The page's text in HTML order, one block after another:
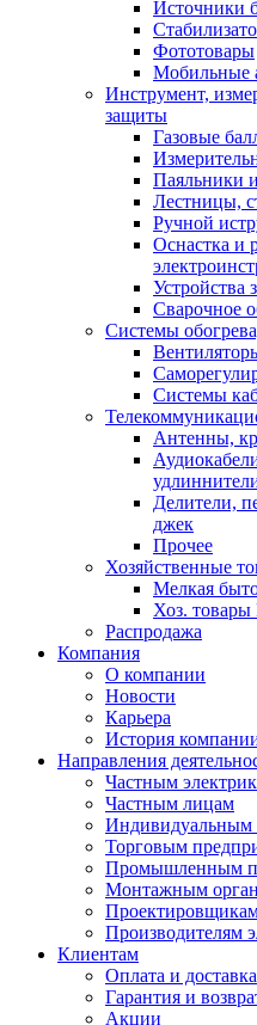
Источники
Фототовары
Мобильные
Инструмент,
защиты
Газовые
Паяльники
Лестницы,
Ручной
Оснастка и
Устройства
Сварочное
Системы
Системы
Антенны,
Делители,
джек
Прочее
Хозяйственные
Мелкая
Хоз. товары
Распродажа
Компания
О компании
Новости
Карьера
История
Направления
Частным
Частным лицам
Индивидуальным
Торговым
Промышленным
Монтажным
Производителям
Клиентам
Оплата и доставка
Гарантия и
Акции